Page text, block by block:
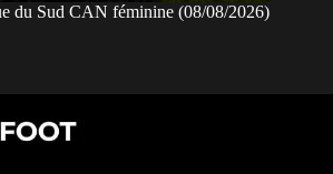
du Sud CAN féminine (08/08/2026)